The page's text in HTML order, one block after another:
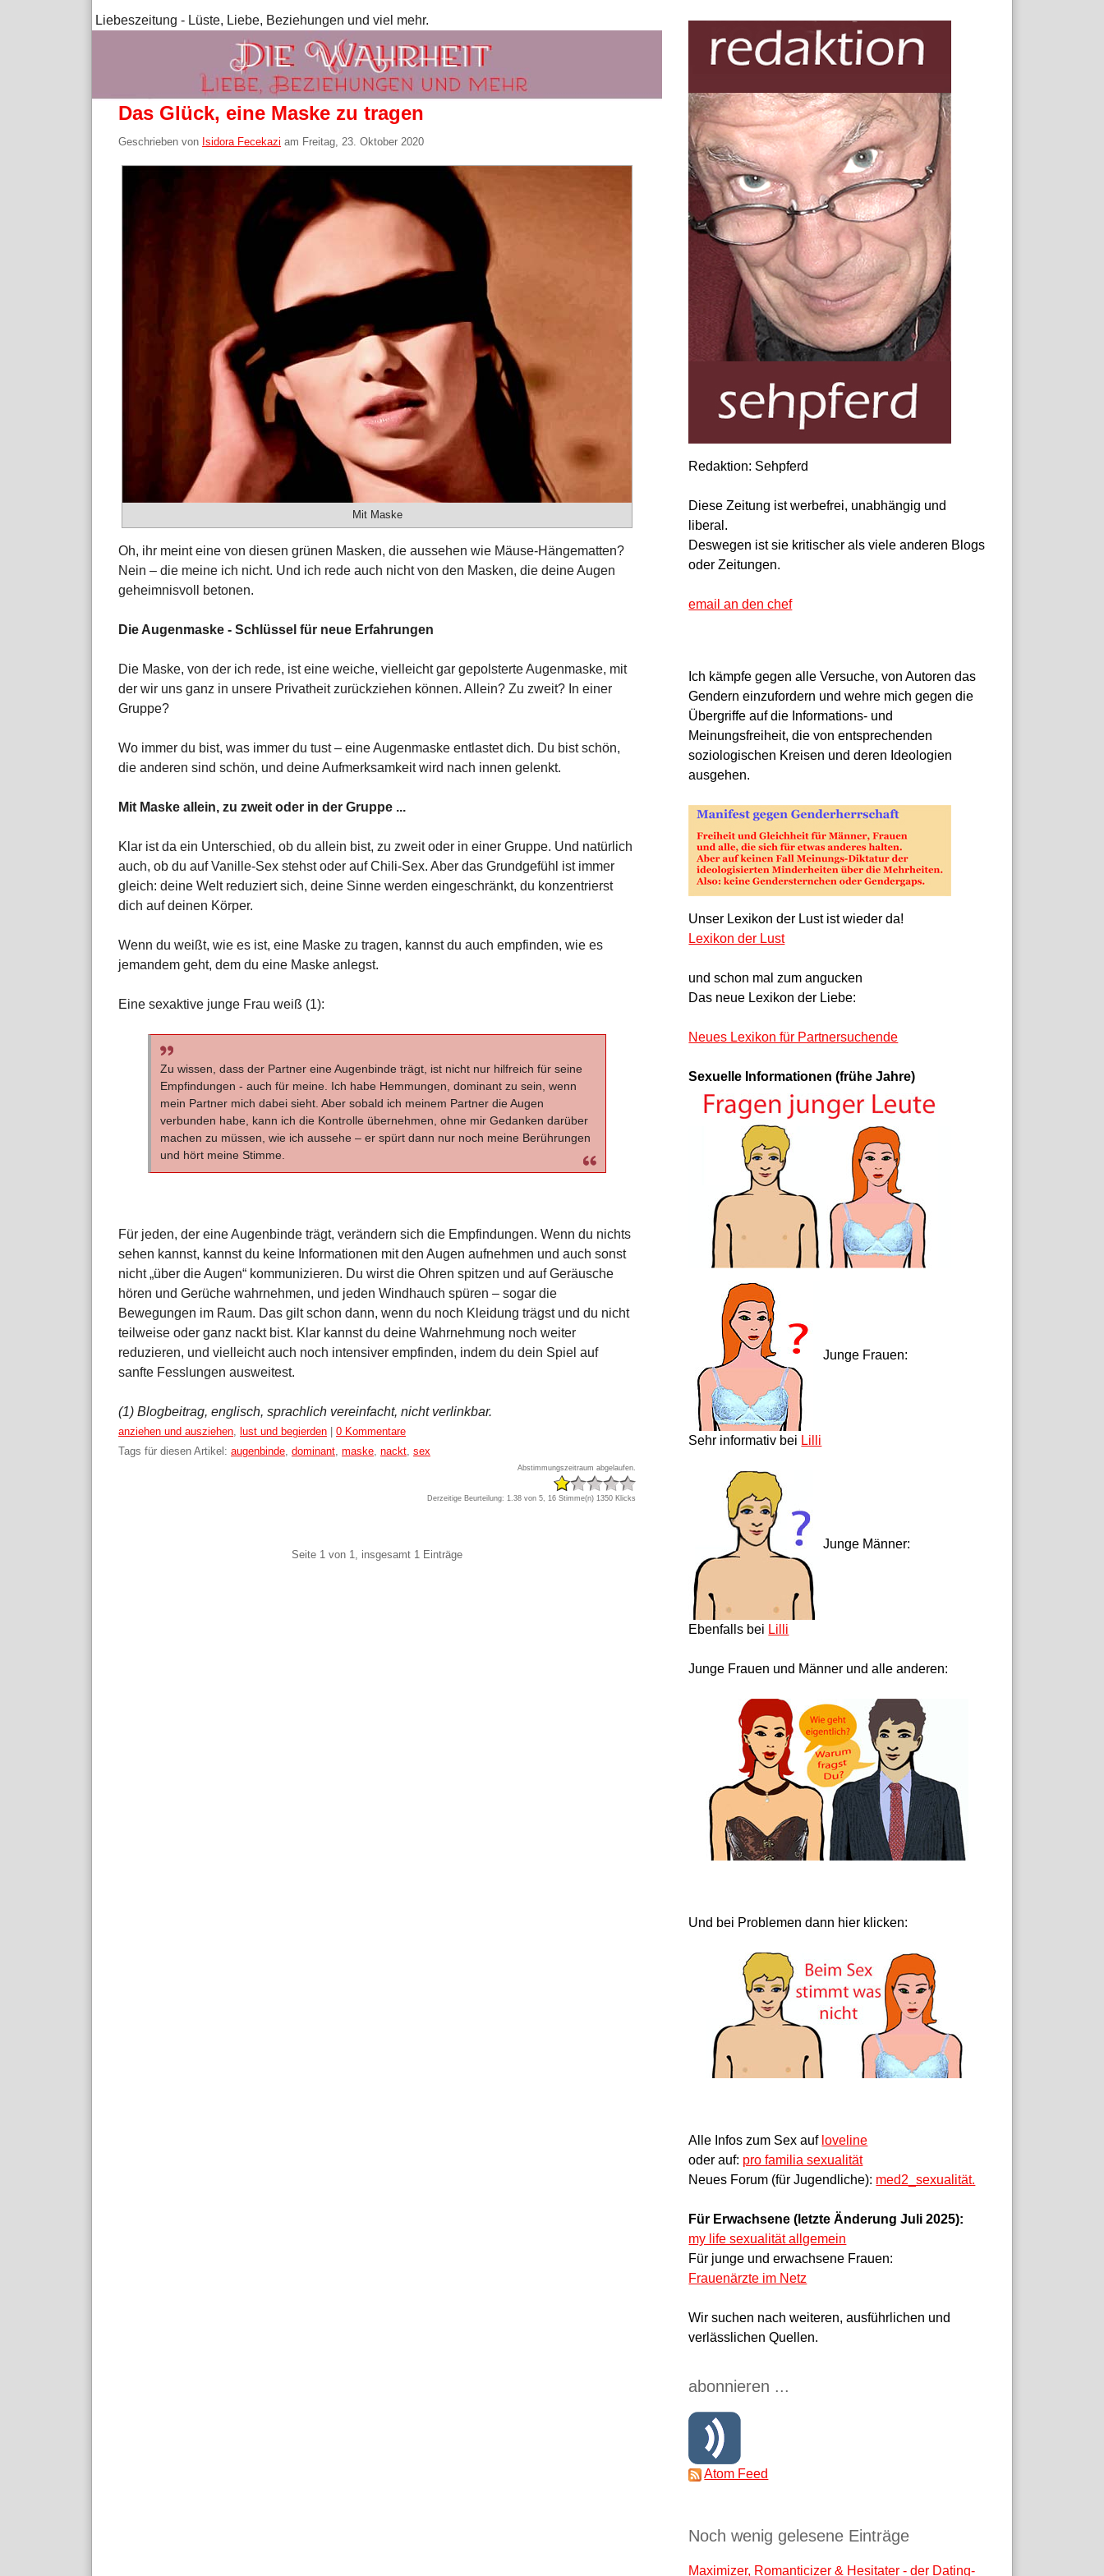
Liebeszeitung - Lüste, Liebe, Beziehungen und viel mehr.
Das Glück, eine Maske zu tragen
Geschrieben von Isidora Fecekazi am Freitag, 23. Oktober 2020
Mit Maske
Oh, ihr meint eine von diesen grünen Masken, die aussehen wie Mäuse-Hängematten?
Nein – die meine ich nicht. Und ich rede auch nicht von den Masken, die deine Augen
geheimnisvoll betonen.
Die Augenmaske - Schlüssel für neue Erfahrungen
Die Maske, von der ich rede, ist eine weiche, vielleicht gar gepolsterte Augenmaske, mit
der wir uns ganz in unsere Privatheit zurückziehen können. Allein? Zu zweit? In einer
Gruppe?
Wo immer du bist, was immer du tust – eine Augenmaske entlastet dich. Du bist schön,
die anderen sind schön, und deine Aufmerksamkeit wird nach innen gelenkt.
Mit Maske allein, zu zweit oder in der Gruppe ...
Klar ist da ein Unterschied, ob du allein bist, zu zweit oder in einer Gruppe. Und natürlich
auch, ob du auf Vanille-Sex stehst oder auf Chili-Sex. Aber das Grundgefühl ist immer
gleich: deine Welt reduziert sich, deine Sinne werden eingeschränkt, du konzentrierst
dich auf deinen Körper.
Wenn du weißt, wie es ist, eine Maske zu tragen, kannst du auch empfinden, wie es
jemandem geht, dem du eine Maske anlegst.
Eine sexaktive junge Frau weiß (1):
Zu wissen, dass der Partner eine Augenbinde trägt, ist nicht nur hilfreich für seine
Empfindungen - auch für meine. Ich habe Hemmungen, dominant zu sein, wenn
mein Partner mich dabei sieht. Aber sobald ich meinem Partner die Augen
verbunden habe, kann ich die Kontrolle übernehmen, ohne mir Gedanken darüber
machen zu müssen, wie ich aussehe – er spürt dann nur noch meine Berührungen
und hört meine Stimme.
Für jeden, der eine Augenbinde trägt, verändern sich die Empfindungen. Wenn du nichts
sehen kannst, kannst du keine Informationen mit den Augen aufnehmen und auch sonst
nicht „über die Augen“ kommunizieren. Du wirst die Ohren spitzen und auf Geräusche
hören und Gerüche wahrnehmen, und jeden Windhauch spüren – sogar die
Bewegungen im Raum. Das gilt schon dann, wenn du noch Kleidung trägst und du nicht
teilweise oder ganz nackt bist. Klar kannst du deine Wahrnehmung noch weiter
reduzieren, und vielleicht auch noch intensiver empfinden, indem du dein Spiel auf
sanfte Fesslungen ausweitest.
(1) Blogbeitrag, englisch, sprachlich vereinfacht, nicht verlinkbar.
Kategorien:
anziehen und ausziehen lust und begierden | 0 Kommentare
Tags für diesen Artikel: augenbinde dominant maske nackt sex
Abstimmungszeitraum abgelaufen.
Derzeitige Beurteilung: 1.38 von 5, 16 Stimme(n) 1350 Klicks
Seite 1 von 1, insgesamt 1 Einträge
Redaktion: Sehpferd
Diese Zeitung ist werbefrei, unabhängig und
liberal.
Deswegen ist sie kritischer als viele anderen Blogs
oder Zeitungen.
email an den chef
Ich kämpfe gegen alle Versuche, von Autoren das
Gendern einzufordern und wehre mich gegen die
Übergriffe auf die Informations- und
Meinungsfreiheit, die von entsprechenden
soziologischen Kreisen und deren Ideologien
ausgehen.
Unser Lexikon der Lust ist wieder da!
Lexikon der Lust
und schon mal zum angucken
Das neue Lexikon der Liebe:
Neues Lexikon für Partnersuchende
Sexuelle Informationen (frühe Jahre)
Junge Frauen:
Sehr informativ bei Lilli
Junge Männer:
Ebenfalls bei Lilli
Junge Frauen und Männer und alle anderen:
Und bei Problemen dann hier klicken:
Alle Infos zum Sex auf loveline
oder auf: pro familia sexualität
Neues Forum (für Jugendliche): med2_sexualität.
Für Erwachsene (letzte Änderung Juli 2025):
my life sexualität allgemein
Für junge und erwachsene Frauen:
Frauenärzte im Netz
Wir suchen nach weiteren, ausführlichen und
verlässlichen Quellen.
abonnieren ...
Atom Feed
Noch wenig gelesene Einträge
Maximizer, Romanticizer & Hesitater - der Dating-